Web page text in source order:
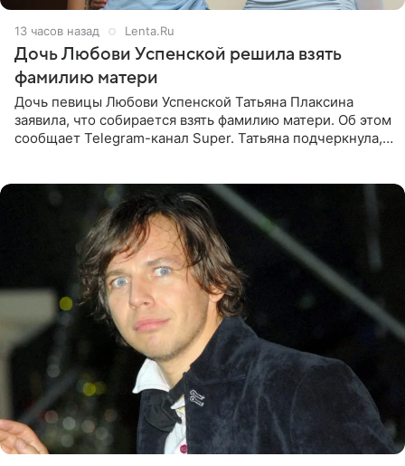
13 часов назад Lenta.Ru
Дочь Любови Успенской решила взять
фамилию матери
Дочь певицы Любови Успенской Татьяна Плаксина
заявила, что собирается взять фамилию матери. Об этом
сообщает Telegram-канал Super. Татьяна подчеркнула,